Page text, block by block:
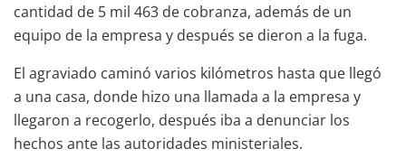
cantidad de 5 mil 463 de cobranza, además de un
equipo de la empresa y después se dieron a la fuga.
El agraviado caminó varios kilómetros hasta que llegó
a una casa, donde hizo una llamada a la empresa y
llegaron a recogerlo, después iba a denunciar los
hechos ante las autoridades ministeriales.